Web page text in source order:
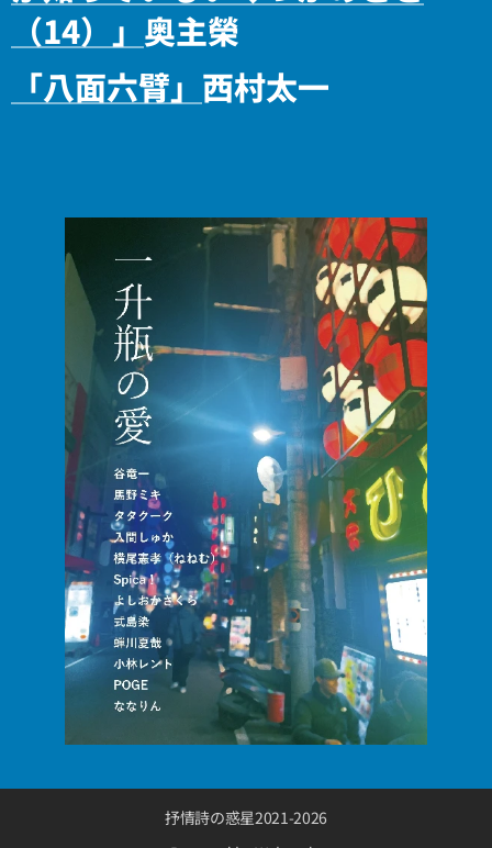
（14）」 奥主榮
「八面六臂」 西村太一
抒情詩の惑星2021-2026